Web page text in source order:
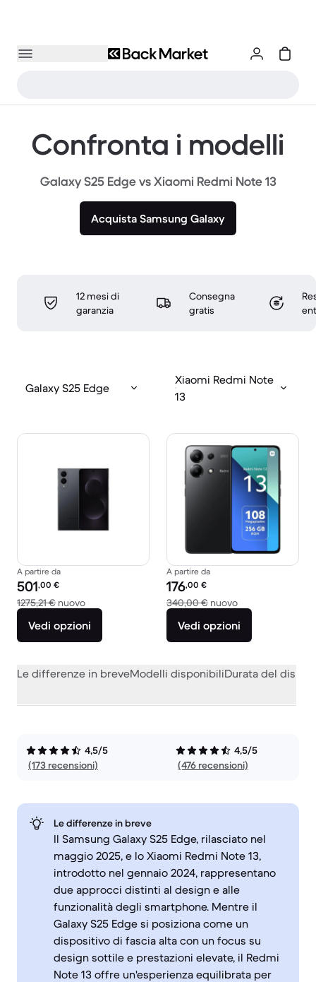
Confronta i modelli
Galaxy S25 Edge vs Xiaomi Redmi Note 13
Acquista Samsung Galaxy
12 mesi di
garanzia
Consegna
gratis
Galaxy S25 Edge
Xiaomi Redmi Note
13
A partire da
Prezzo del ricondizionato:
501,00 €
1275,21 € nuovoRispetto a 1275,21 € del nuovo
Vedi opzioni
A partire da
Prezzo del ricondizionato:
176,00 €
340,00 € nuovoRispetto a
Vedi opzioni
Le differenze in breveModelli disponibiliDurata del
4,5/5
(173 recensioni)
4,5/5
(476 recensioni)
Le differenze in breve
Il Samsung Galaxy S25 Edge, rilasciato nel
maggio 2025, e lo Xiaomi Redmi Note 13,
introdotto nel gennaio 2024, rappresentano
due approcci distinti al design e alle
funzionalità degli smartphone. Mentre il
Galaxy S25 Edge si posiziona come un
dispositivo di fascia alta con un focus su
design sottile e prestazioni elevate, il Redmi
Note 13 offre un'esperienza equilibrata per